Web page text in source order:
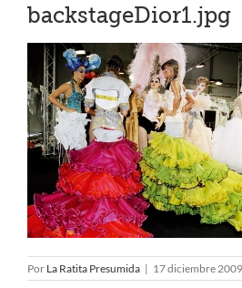
backstageDior1.jpg
Por La Ratita Presumida | 17 diciembre 2009